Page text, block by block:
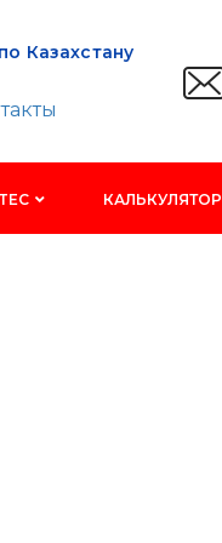
Казахстану
КАЛЬКУЛЯТОР